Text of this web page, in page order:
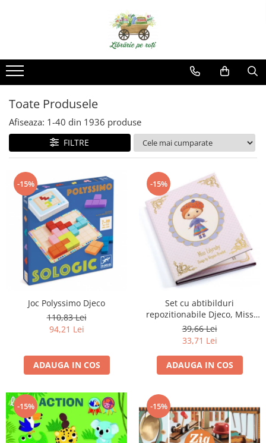
Toate Produsele
Afiseaza: 1-40 din 1936 produse
FILTRE
-15%
Joc Polyssimo Djeco
110,83 Lei
94,21 Lei
ADAUGA IN COS
-15%
Set cu abtibilduri
repozitionabile Djeco, Miss
Lilyruby
39,66 Lei
33,71 Lei
ADAUGA IN COS
-15% -15%